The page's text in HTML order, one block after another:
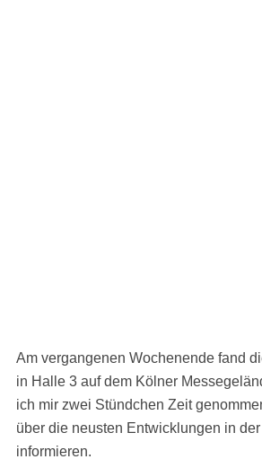
Am vergangenen Wochenende fand
in Halle 3 auf dem Kölner
ich mir zwei Stündchen Zeit
über die neusten Entwicklungen in
informieren.